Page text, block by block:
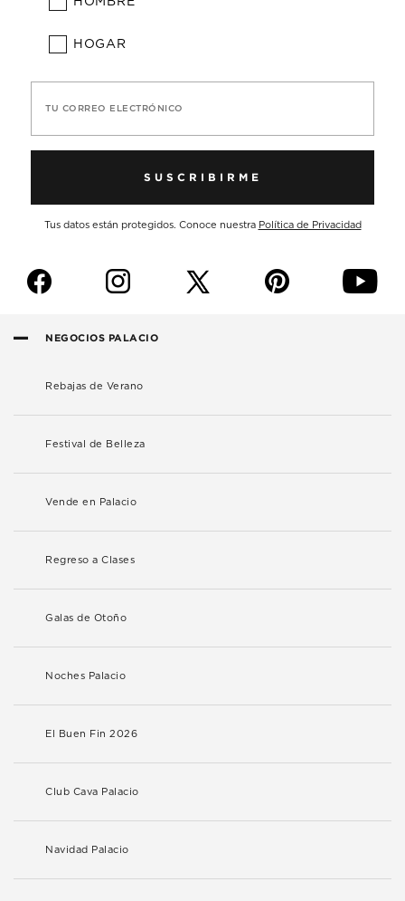
HOGAR
TU CORREO ELECTRÓNICO
SUSCRIBIRME
Tus datos están protegidos. Conoce nuestra Política de Privacidad
f i p y
NEGOCIOS PALACIO
Rebajas de Verano
Festival de Belleza
Vende en Palacio
Regreso a Clases
Galas de Otoño
Noches Palacio
El Buen Fin 2026
Club Cava Palacio
Navidad Palacio